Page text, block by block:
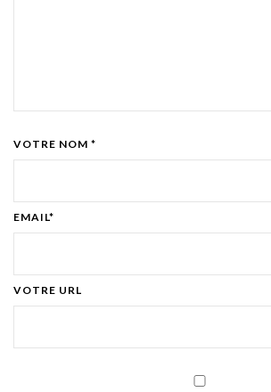
VOTRE NOM *
EMAIL*
VOTRE URL